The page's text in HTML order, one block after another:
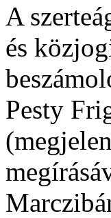
A
és
Pesty